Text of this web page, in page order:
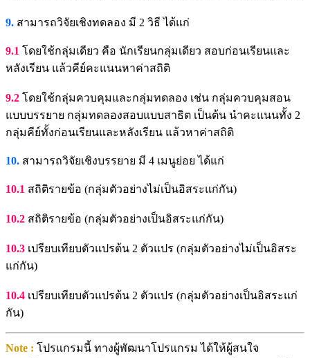
9. สามารถวิจัยเชิงทดลอง มี 2 วิธี ได้แก่
9.1 โดยใช้กลุ่มเดียว คือ นักเรียนกลุ่มเดียว สอบก่อนเรียนและ
หลังเรียน แล้วคีย์คะแนนหาค่าสถิติ
9.2 โดยใช้กลุ่มควบคุมและกลุ่มทดลอง เช่น กลุ่มควบคุมสอน
แบบบรรยาย กลุ่มทดลองสอบแบบสาธิต เป็นต้น นำคะแนนทั้ง 2
กลุ่มคีย์ทั้งก่อนเรียนและหลังเรียน แล้วหาค่าสถิติ
10. สามารถวิจัยเชิงบรรยาย มี 4 เมนูย่อย ได้แก่
10.1 สถิติรายข้อ (กลุ่มตัวอย่างไม่เป็นอิสระแก่กัน)
10.2 สถิติรายข้อ (กลุ่มตัวอย่างเป็นอิสระแก่กัน)
10.3 เปรียบเทียบตัวแปรต้น 2 ตัวแปร (กลุ่มตัวอย่างไม่เป็นอิสระ
แก่กัน)
10.4 เปรียบเทียบตัวแปรต้น 2 ตัวแปร (กลุ่มตัวอย่างเป็นอิสระแก่
กัน)
Note : โปรแกรมนี้ ทางผู้พัฒนาโปรแกรม ได้ให้ผู้สนใจ